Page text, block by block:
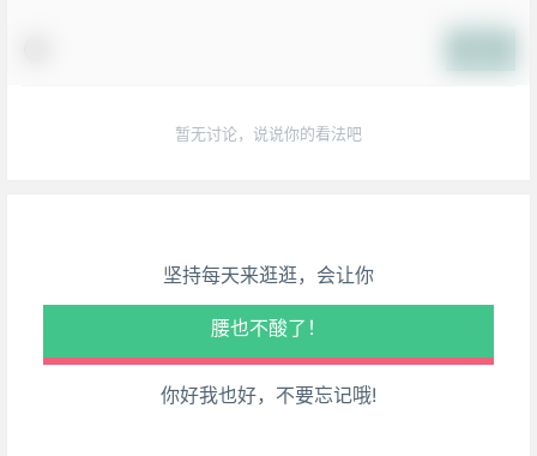
暂无讨论，说说你的看法吧
坚持每天来逛逛，会让你
腿也不痛了！
腰也不酸了！
工作也轻松了！
你好我也好，不要忘记哦!